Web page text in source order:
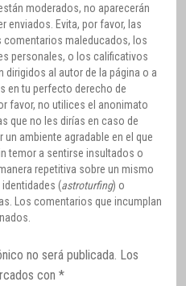
moderados, no aparecerán
enviados. Evita, por favor, las
maleducados, los
personales, o los calificativos
al autor de la página o a
en tu perfecto derecho de
favor, no utilices el anonimato
que no les dirías en caso de
ambiente agradable en el que
temor a sentirse insultados o
repetitiva sobre un mismo
(astroturfing) o
Los comentarios que incumplan
no será publicada. Los
con *